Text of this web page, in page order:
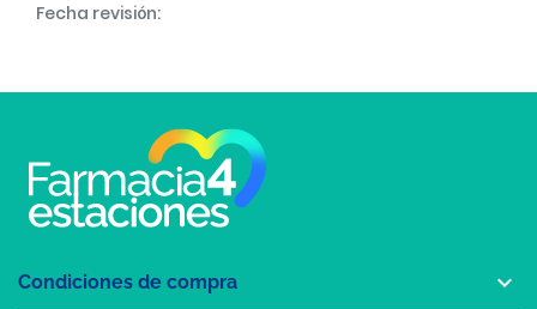
Fecha revisión:
Condiciones de compra 